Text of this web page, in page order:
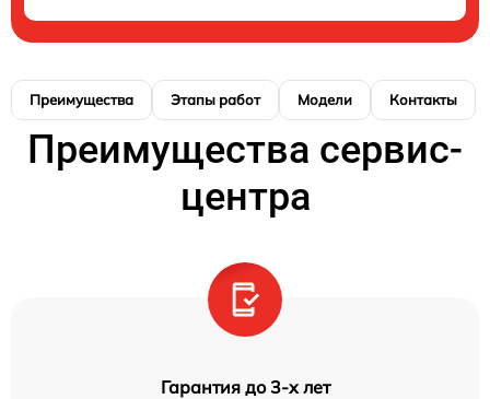
Преимущества Этапы работ Модели Контакты
Преимущества сервис-
центра
Гарантия до 3-х лет